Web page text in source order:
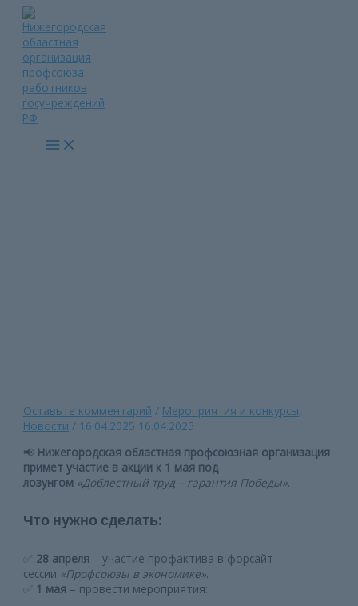
Перейти
содержимому
Main
Menu
Оставьте комментарий / Мероприятия и конкурсы,
Новости / 16.04.2025 16.04.2025
📢 Нижегородская областная профсоюзная организация
примет участие в акции к 1 мая под
лозунгом «Доблестный труд – гарантия Победы».
Что нужно сделать:
28 апреля – участие профактива в форсайт-
сессии «Профсоюзы в экономике».
1 мая – провести мероприятия: